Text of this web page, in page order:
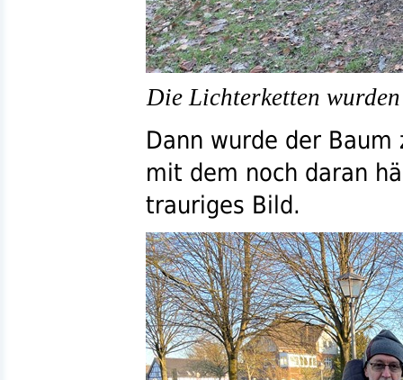
Die Lichterketten
Dann wurde der
mit dem noch daran
trauriges Bild.